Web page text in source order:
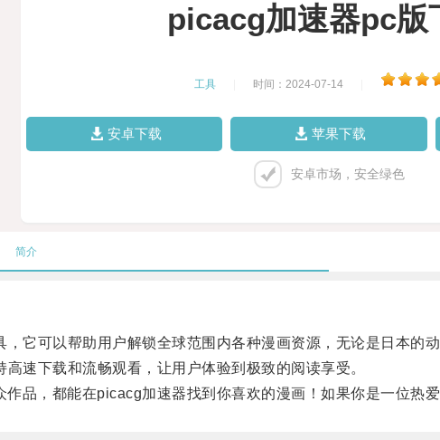
picacg加速器pc版
工具 时间：2024-07-14
安卓下载 苹果下载
安卓市场，安全绿色
简介
可以帮助用户解锁全球范围内各种漫画资源，无论是日本的
下载和流畅观看，让用户体验到极致的阅读享受。
，都能在picacg加速器找到你喜欢的漫画！如果你是一位热